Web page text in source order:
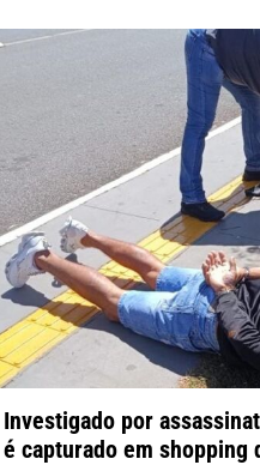
Investigado por
é capturado em shopping